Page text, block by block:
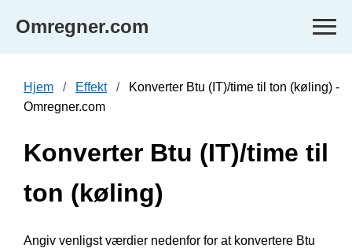
Omregner.com
Hjem Effekt
Konverter Btu (IT)/time til ton (køling) -
Omregner.com
Konverter Btu (IT)/time til
ton (køling)
Angiv venligst værdier nedenfor for at konvertere Btu